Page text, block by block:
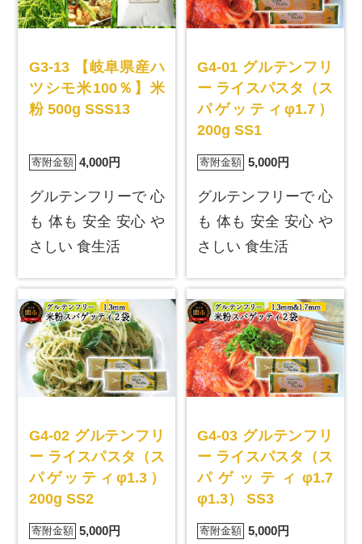
G3-13 【岐阜県産ハ
ツシモ米100％】米
粉 500g SSS13
寄附金額 4,000円
グルテンフリーで 心
も 体も 安全 安心 や
さしい 食生活
G4-01 グルテンフリ
ー ライスパスタ（ス
パゲッティφ1.7）
200g SS1
寄附金額 5,000円
グルテンフリーで 心
も 体も 安全 安心 や
さしい 食生活
G4-02 グルテンフリ
ー ライスパスタ（ス
パゲッティφ1.3）
200g SS2
寄附金額 5,000円
G4-03 グルテンフリ
ー ライスパスタ（ス
パゲッティφ1.7
φ1.3） SS3
寄附金額 5,000円